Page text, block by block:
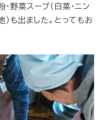
野菜スープ（白菜・ニン
）も出ました。とってもお